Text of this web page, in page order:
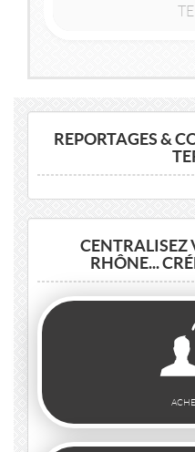
REPORTAGES &
CENTRALISEZ
RHÔNE...